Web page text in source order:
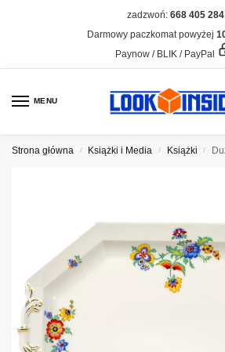
zadzwoń: 668 405 284
Darmowy paczkomat powyżej
Paynow / BLIK / PayPal
MENU
Strona główna / Książki i Media / Książki /